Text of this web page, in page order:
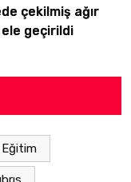
çekilmiş ağır
geçirildi
Eğitim